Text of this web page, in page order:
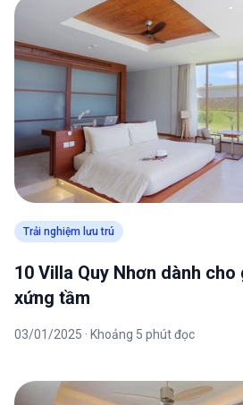
Trải nghiệm lưu trú
10 Villa Quy Nhơn dành
xứng tầm
03/01/2025 · Khoảng 5 phút đọc